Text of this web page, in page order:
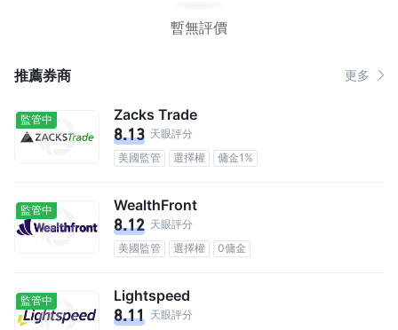
暫無評價
推薦券商 更多
監管中 Zacks Trade
8.13 天眼評分
美國監管
選擇權 傭金1%
監管中 WealthFront
8.12 天眼評分
美國監管
選擇權 0傭金
監管中 Lightspeed
8.11 天眼評分